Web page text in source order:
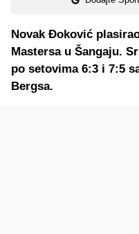
Novak Đoković
Mastersa u Šangaju.
po setovima 6:3 i 7:5
Bergsa.